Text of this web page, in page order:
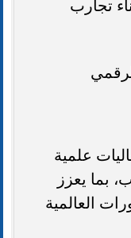
تجارب
علمية
بما يعزز
العالمية